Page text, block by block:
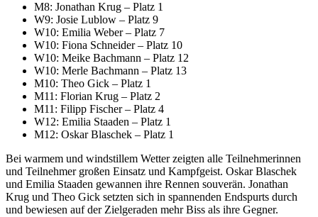
M8: Jonathan Krug – Platz 1
W9: Josie Lublow – Platz 9
W10: Emilia Weber – Platz 7
W10: Fiona Schneider – Platz 10
W10: Meike Bachmann – Platz 12
W10: Merle Bachmann – Platz 13
M10: Theo Gick – Platz 1
M11: Florian Krug – Platz 2
M11: Filipp Fischer – Platz 4
W12: Emilia Staaden – Platz 1
M12: Oskar Blaschek – Platz 1
Bei warmem und windstillem Wetter zeigten alle Teilnehmerinnen
und Teilnehmer großen Einsatz und Kampfgeist. Oskar Blaschek
und Emilia Staaden gewannen ihre Rennen souverän. Jonathan
Krug und Theo Gick setzten sich in spannenden Endspurts durch
und bewiesen auf der Zielgeraden mehr Biss als ihre Gegner.